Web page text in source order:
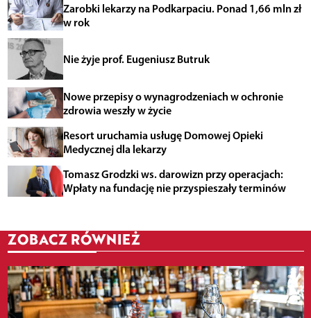
Zarobki lekarzy na Podkarpaciu. Ponad 1,66 mln zł
w rok
Nie żyje prof. Eugeniusz Butruk
Nowe przepisy o wynagrodzeniach w ochronie
zdrowia weszły w życie
Resort uruchamia usługę Domowej Opieki
Medycznej dla lekarzy
Tomasz Grodzki ws. darowizn przy operacjach:
Wpłaty na fundację nie przyspieszały terminów
ZOBACZ RÓWNIEŻ